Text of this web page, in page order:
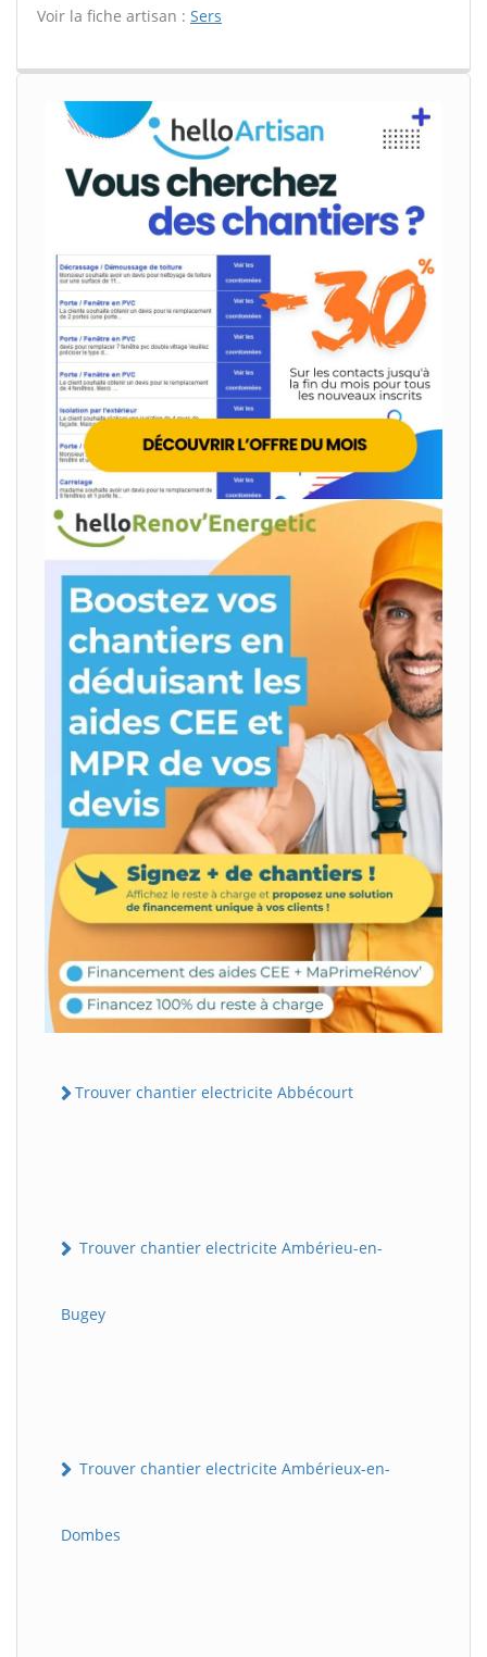
Voir la fiche artisan : Sers
Trouver chantier electricite Abbécourt
Trouver chantier electricite Ambérieu-en-
Bugey
Trouver chantier electricite Ambérieux-en-
Dombes